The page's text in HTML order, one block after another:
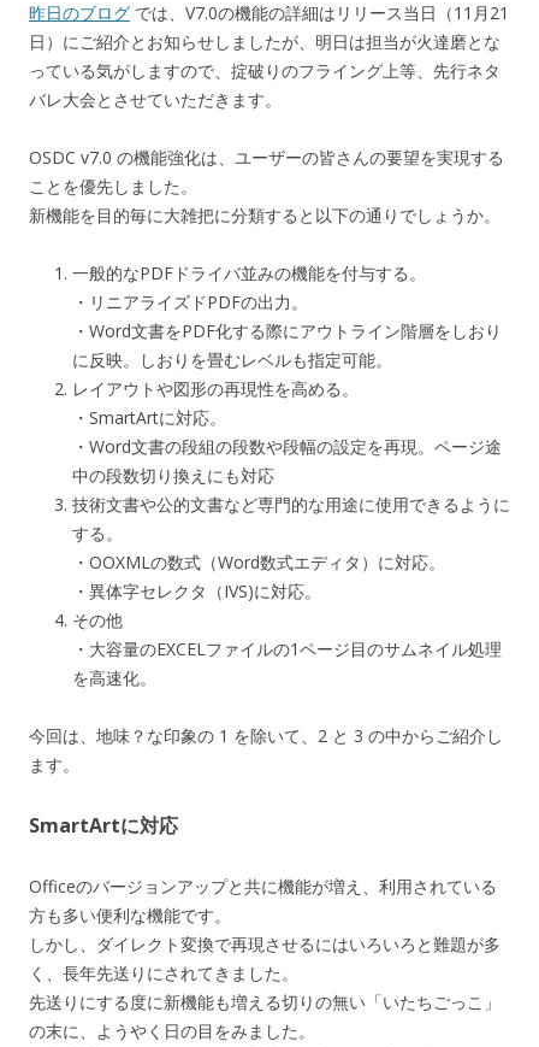
昨日のブログ では、V7.0の機能の詳細はリリース当日（11月21
日）にご紹介とお知らせしましたが、明日は担当が火達磨とな
っている気がしますので、掟破りのフライング上等、先行ネタ
バレ大会とさせていただきます。
OSDC v7.0 の機能強化は、ユーザーの皆さんの要望を実現する
ことを優先しました。
新機能を目的毎に大雑把に分類すると以下の通りでしょうか。
一般的なPDFドライバ並みの機能を付与する。
・リニアライズドPDFの出力。
・Word文書をPDF化する際にアウトライン階層をしおり
に反映。しおりを畳むレベルも指定可能。
レイアウトや図形の再現性を高める。
・SmartArtに対応。
・Word文書の段組の段数や段幅の設定を再現。ページ途
中の段数切り換えにも対応
技術文書や公的文書など専門的な用途に使用できるように
する。
・OOXMLの数式（Word数式エディタ）に対応。
・異体字セレクタ（IVS)に対応。
その他
・大容量のEXCELファイルの1ページ目のサムネイル処理
を高速化。
今回は、地味？な印象の 1 を除いて、2 と 3 の中からご紹介し
ます。
SmartArtに対応
Officeのバージョンアップと共に機能が増え、利用されている
方も多い便利な機能です。
しかし、ダイレクト変換で再現させるにはいろいろと難題が多
く、長年先送りにされてきました。
先送りにする度に新機能も増える切りの無い「いたちごっこ」
の末に、ようやく日の目をみました。